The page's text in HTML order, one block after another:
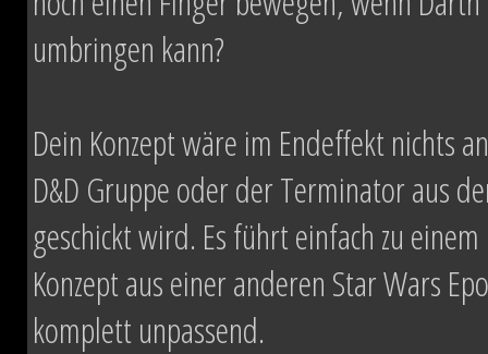
umbringen kann?
Dein Konzept wäre im Endeffekt nichts
D&D Gruppe oder der Terminator aus
geschickt wird. Es führt einfach zu
Konzept aus einer anderen Star Wars
komplett unpassend.